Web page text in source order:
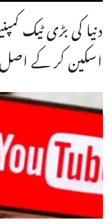
دنیا کی بڑی ٹیک
اسکین کر کے